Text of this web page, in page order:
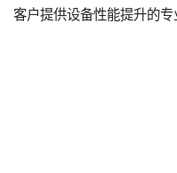
客户提供设备性能提升的专